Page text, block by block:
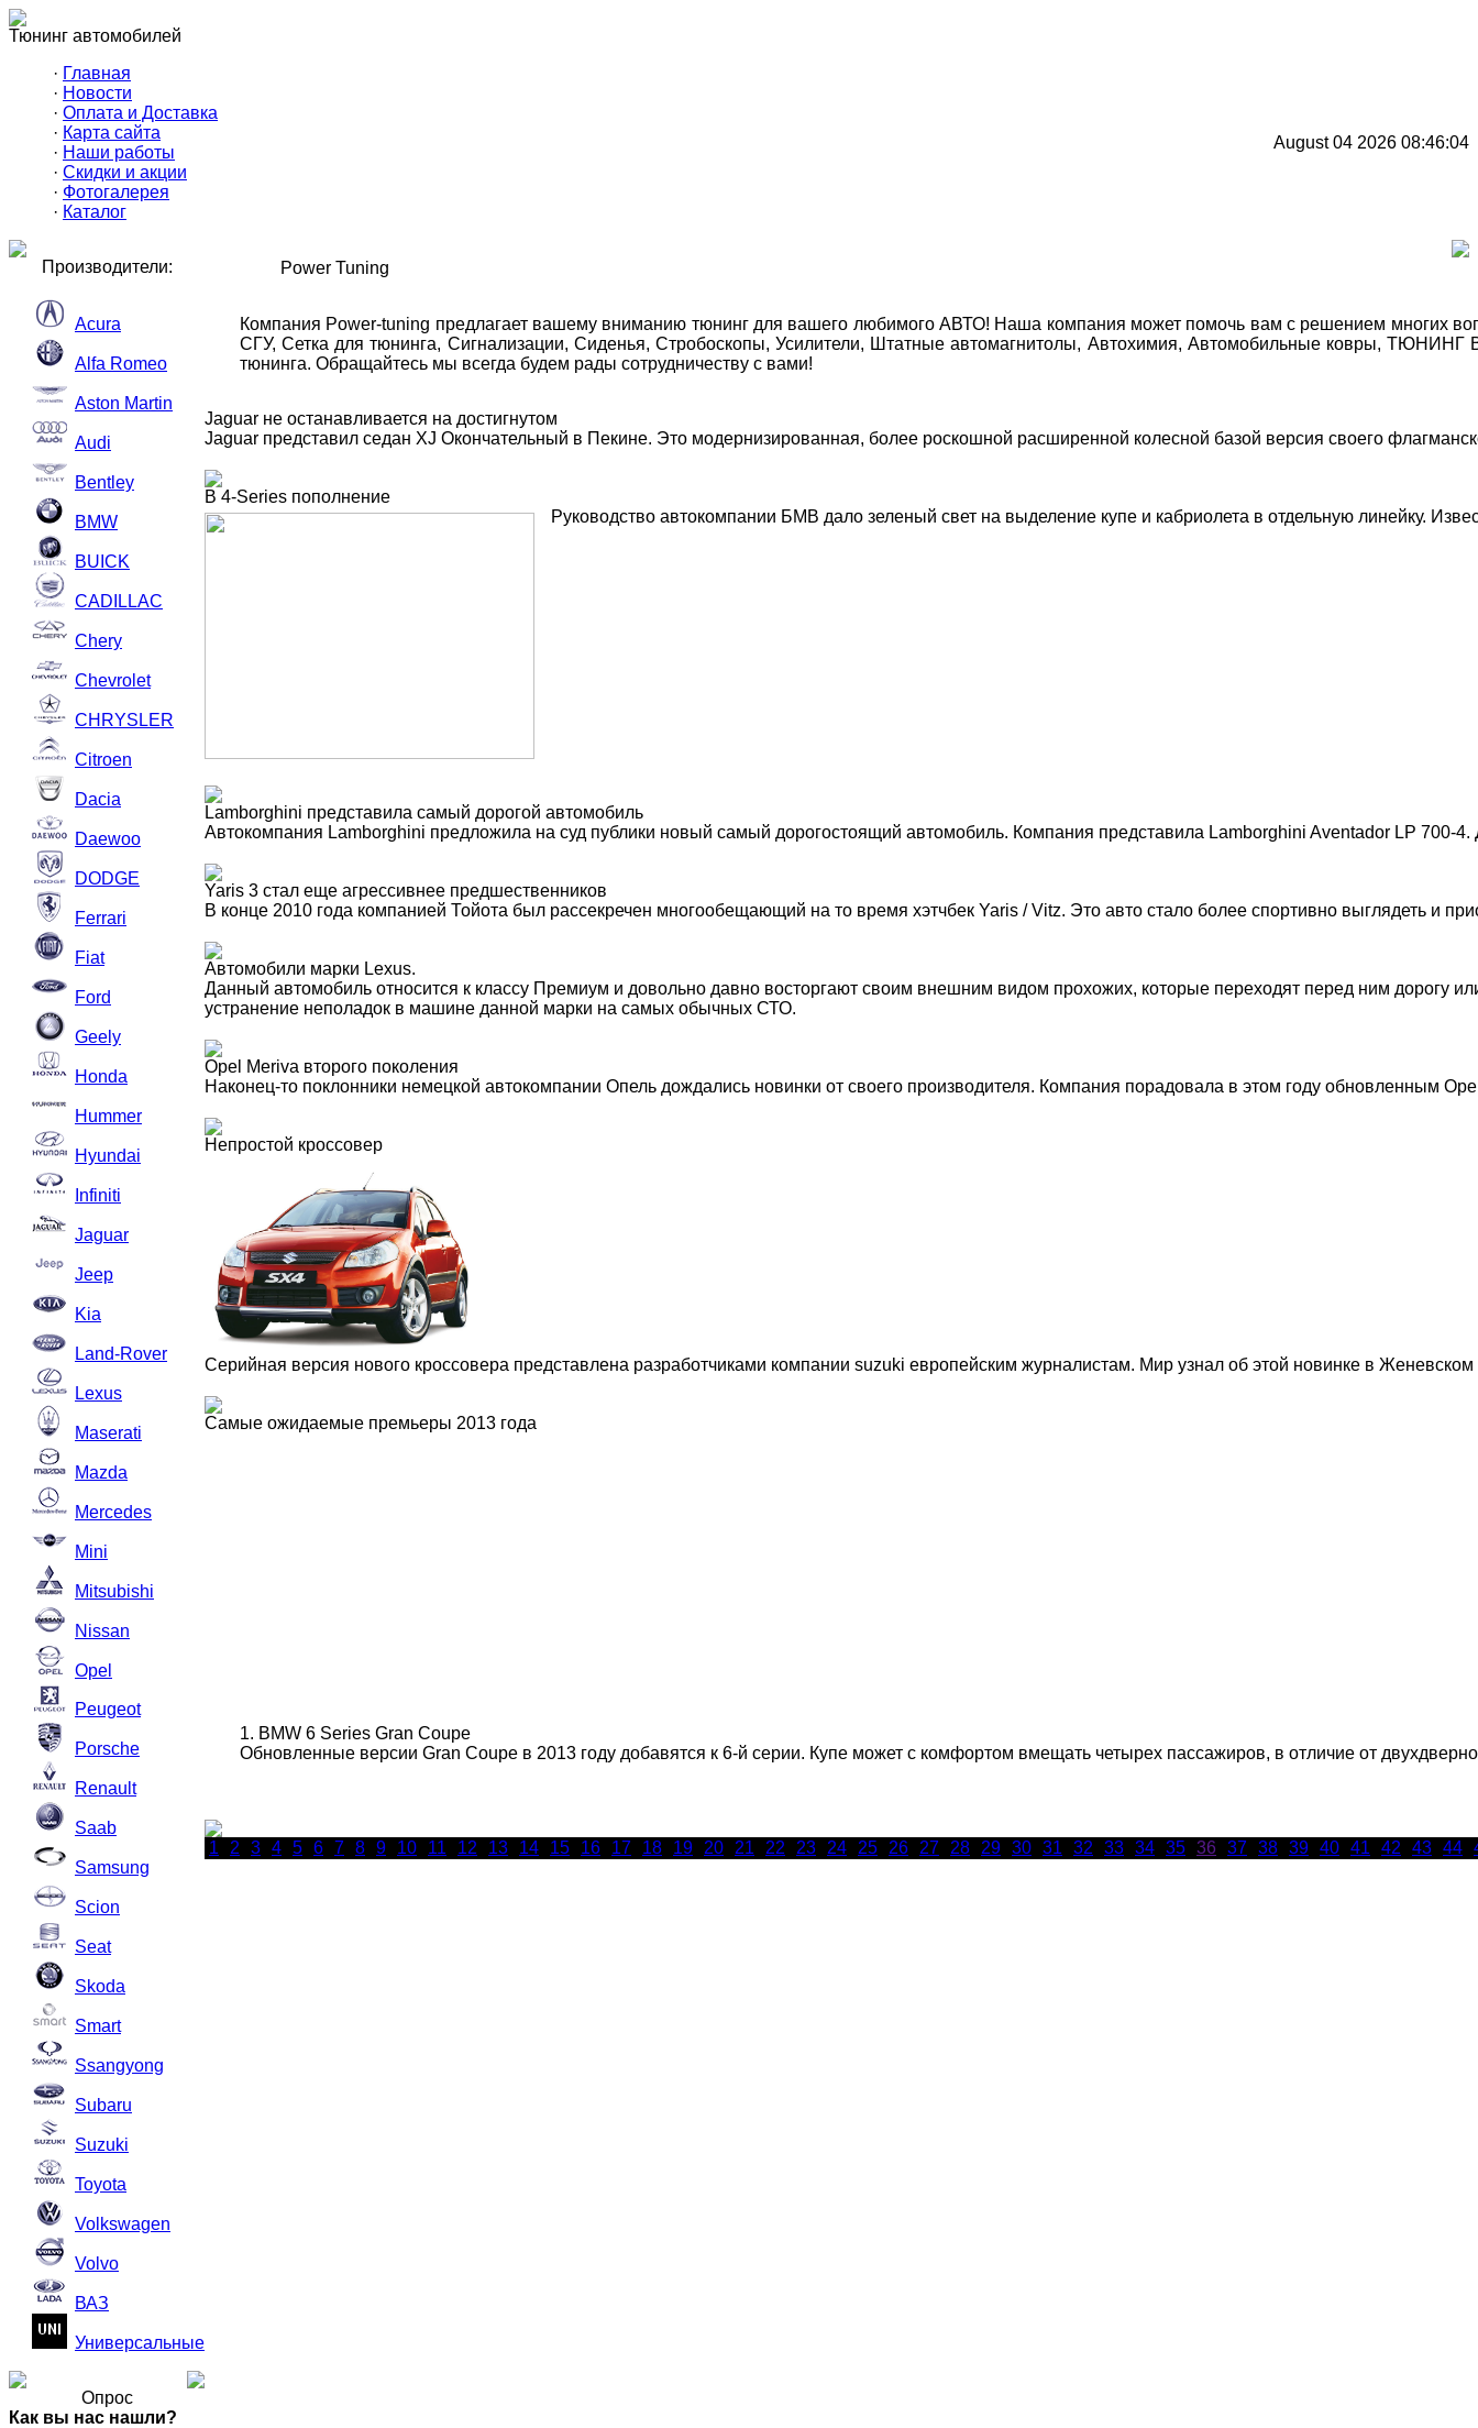
Тюнинг автомобилей
· Главная
· Новости
· Оплата и Доставка
· Карта сайта
· Наши работы
· Скидки и акции
· Фотогалерея
· Каталог
August 04 2026 08:46:04
Производители:
Acura
Alfa Romeo
Aston Martin
Audi
Bentley
BMW
BUICK
CADILLAC
Chery
Chevrolet
CHRYSLER
Citroen
Dacia
Daewoo
DODGE
Ferrari
Fiat
Ford
Geely
Honda
Hummer
Hyundai
Infiniti
Jaguar
Jeep
Kia
Land-Rover
Lexus
Maserati
Mazda
Mercedes
Mini
Mitsubishi
Nissan
Opel
Peugeot
Porsche
Renault
Saab
Samsung
Scion
Seat
Skoda
Smart
Ssangyong
Subaru
Suzuki
Toyota
Volkswagen
Volvo
ВАЗ
Универсальные
Опрос
Как вы нас нашли?
Power Tuning
Компания Power-tuning предлагает вашему вниманию тюнинг для вашего любимого АВТО! Наша компания может помочь вам с решением многих
СГУ, Сетка для тюнинга, Сигнализации, Сиденья, Стробоскопы, Усилители, Штатные автомагнитолы, Автохимия, Автомобильные ковры,
тюнинга. Обращайтесь мы всегда будем рады сотрудничеству с вами!
Jaguar не останавливается на достигнутом
Jaguar представил седан XJ Окончательный в Пекине. Это модернизированная, более роскошной расширенной колесной базой версия своего
В 4-Series пополнение
Руководство автокомпании БМВ дало зеленый свет на выделение купе и кабриолета в отдельную линейку.
Lamborghini представила самый дорогой автомобиль
Автокомпания Lamborghini предложила на суд публики новый самый дорогостоящий автомобиль. Компания представила Lamborghini Aventador LP 700-4.
Yaris 3 стал еще агрессивнее предшественников
В конце 2010 года компанией Тойота был рассекречен многообещающий на то время хэтчбек Yaris / Vitz. Это авто стало более спортивно выглядеть
Автомобили марки Lexus.
Данный автомобиль относится к классу Премиум и довольно давно восторгают своим внешним видом прохожих, которые переходят перед ним
устранение неполадок в машине данной марки на самых обычных СТО.
Opel Meriva второго поколения
Наконец-то поклонники немецкой автокомпании Опель дождались новинки от своего производителя. Компания порадовала в этом году обновленным
Непростой кроссовер
Серийная версия нового кроссовера представлена разработчиками компании suzuki европейским журналистам. Мир узнал об этой новинке в
Самые ожидаемые премьеры 2013 года
1. BMW 6 Series Gran Coupe
Обновленные версии Gran Coupe в 2013 году добавятся к 6-й серии. Купе может с комфортом вмещать четырех пассажиров, в отличие от
1 2 3 4 5 6 7 8 9 10 11 12 13 14 15 16 17 18 19 20 21 22 23 24 25 26 27 28 29 30 31 32 33 34 35 36 37 38 39 40 41 42 43 44